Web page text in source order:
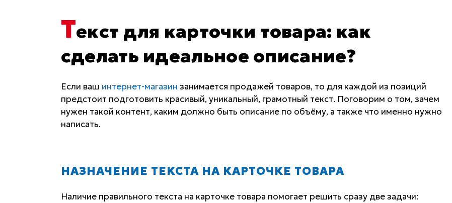
Текст для карточки товара: как
сделать идеальное описание?
Если ваш интернет-магазин занимается продажей товаров, то для каждой из позиций
предстоит подготовить красивый, уникальный, грамотный текст. Поговорим о том, зачем
нужен такой контент, каким должно быть описание по объёму, а также что именно нужно
написать.
НАЗНАЧЕНИЕ ТЕКСТА НА КАРТОЧКЕ ТОВАРА
Наличие правильного текста на карточке товара помогает решить сразу две задачи: